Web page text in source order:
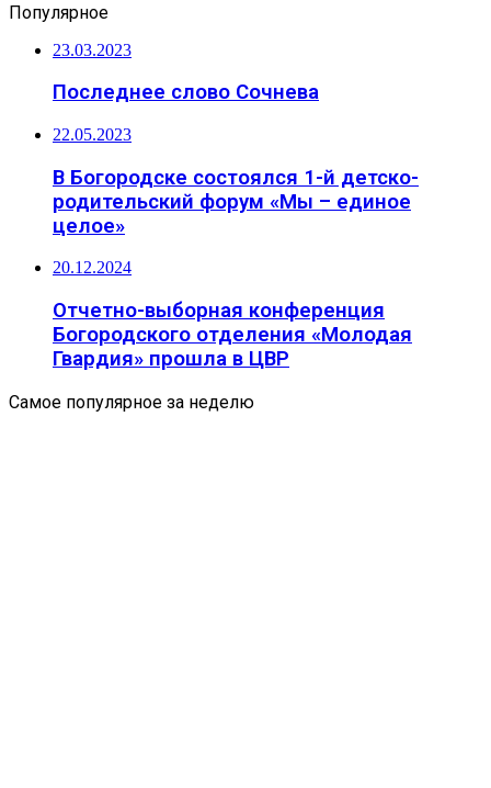
Популярное
23.03.2023
Последнее слово Сочнева
22.05.2023
В Богородске состоялся 1-й детско-
родительский форум «Мы – единое
целое»
20.12.2024
Отчетно-выборная конференция
Богородского отделения «Молодая
Гвардия» прошла в ЦВР
Самое популярное за неделю